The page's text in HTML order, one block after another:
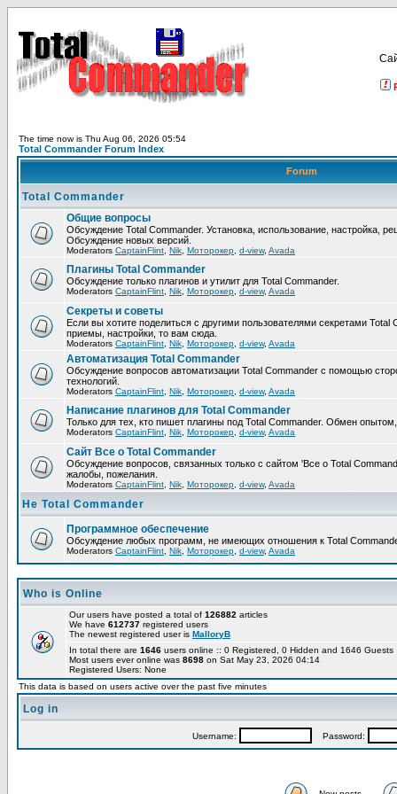
The time now is Thu Aug 06, 2026 05:54
Total Commander Forum Index
Forum
Total Commander
Общие вопросы
Обсуждение Total Commander. Установка, использование, настройка,
Обсуждение новых версий.
Moderators CaptainFlint Nik Моторокер d-view, Avada
Плагины Total Commander
Обсуждение только плагинов и утилит для Total Commander.
Moderators CaptainFlint Nik Моторокер d-view, Avada
Секреты и советы
Если вы хотите поделиться с другими пользователями секретами Total
приемы, настройки, то вам сюда.
Moderators CaptainFlint Nik Моторокер d-view, Avada
Автоматизация Total Commander
Обсуждение вопросов автоматизации Total Commander с помощью
технологий.
Moderators CaptainFlint Nik Моторокер d-view, Avada
Написание плагинов для Total Commander
Только для тех, кто пишет плагины под Total Commander. Обмен
Moderators CaptainFlint Nik Моторокер d-view, Avada
Сайт Все о Total Commander
Обсуждение вопросов, связанных только с сайтом 'Все о Total
жалобы, пожелания.
Moderators CaptainFlint Nik Моторокер d-view, Avada
Не Total Commander
Программное обеспечение
Обсуждение любых программ, не имеющих отношения к Total
Moderators CaptainFlint Nik Моторокер d-view, Avada
Who is Online
Our users have posted a total of 126882 articles
We have 612737 registered users
The newest registered user is MalloryB
In total there are 1646 users online :: 0 Registered, 0 Hidden and 1646
Most users ever online was 8698 on Sat May 23, 2026 04:14
Registered Users: None
This data is based on users active over the past five minutes
Log in
Username: Password: